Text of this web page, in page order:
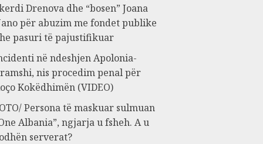
Drenova dhe “bosen” Joana
për abuzim me fondet publike
pasuri të pajustifikuar
në ndeshjen Apolonia-
nis procedim penal për
Kokëdhimën (VIDEO)
Persona të maskuar sulmuan
Albania”, ngjarja u fsheh. A u
serverat?